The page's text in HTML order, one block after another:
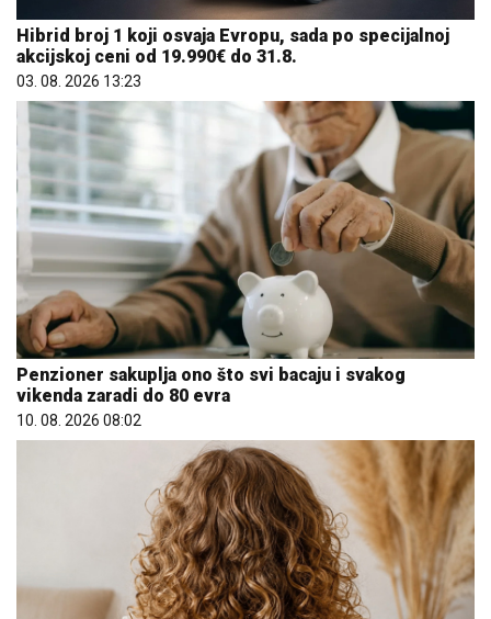
Hibrid broj 1 koji osvaja Evropu, sada po specijalnoj
akcijskoj ceni od 19.990€ do 31.8.
03. 08. 2026 13:23
Penzioner sakuplja ono što svi bacaju i svakog
vikenda zaradi do 80 evra
10. 08. 2026 08:02